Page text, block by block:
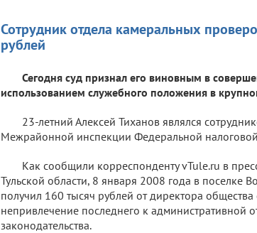
Сотрудник отдела камеральных
рублей
Сегодня суд признал его виновным в
использованием служебного положения в
23-летний Алексей Тиханов являлся
Межрайонной инспекции Федеральной
Как сообщили корреспонденту vTule.ru в
Тульской области, 8 января 2008 года в поселке
получил 160 тысяч рублей от директора общества
непривлечение последнего к административной
законодательства.